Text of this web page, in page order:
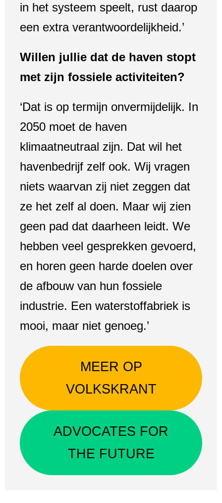
in het systeem speelt, rust daarop
een extra verantwoordelijkheid.’
Willen jullie dat de haven stopt
met zijn fossiele activiteiten?
‘Dat is op termijn onvermijdelijk. In
2050 moet de haven
klimaatneutraal zijn. Dat wil het
havenbedrijf zelf ook. Wij vragen
niets waarvan zij niet zeggen dat
ze het zelf al doen. Maar wij zien
geen pad dat daarheen leidt. We
hebben veel gesprekken gevoerd,
en horen geen harde doelen over
de afbouw van hun fossiele
industrie. Een waterstoffabriek is
mooi, maar niet genoeg.’
MEER OP
VOLKSKRANT
ADVOCATES FOR
THE FUTURE